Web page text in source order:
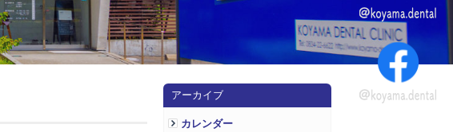
アーカイブ
カレンダー